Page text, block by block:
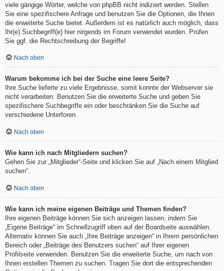
viele gängige Wörter, welche von phpBB nicht indiziert werden. Stellen
Sie eine spezifischere Anfrage und benutzen Sie die Optionen, die Ihnen
die erweiterte Suche bietet. Außerdem ist es natürlich auch möglich, dass
Ihr(e) Suchbegriff(e) hier nirgends im Forum verwendet wurden. Prüfen
Sie ggf. die Rechtschreibung der Begriffe!
Nach oben
Warum bekomme ich bei der Suche eine leere Seite?
Ihre Suche lieferte zu viele Ergebnisse, somit konnte der Webserver sie
nicht verarbeiten. Benutzen Sie die erweiterte Suche und geben Sie
spezifischere Suchbegriffe ein oder beschränken Sie die Suche auf
verschiedene Unterforen.
Nach oben
Wie kann ich nach Mitgliedern suchen?
Gehen Sie zur „Mitglieder“-Seite und klicken Sie auf „Nach einem Mitglied
suchen“.
Nach oben
Wie kann ich meine eigenen Beiträge und Themen finden?
Ihre eigenen Beiträge können Sie sich anzeigen lassen, indem Sie
„Eigene Beiträge“ im Schnellzugriff oben auf der Boardseite auswählen.
Alternativ können Sie auch „Ihre Beiträge anzeigen“ in Ihrem persönlichen
Bereich oder „Beiträge des Benutzers suchen“ auf Ihrer eigenen
Profilseite verwenden. Benutzen Sie die erweiterte Suche, um nach von
Ihnen erstellen Themen zu suchen. Tragen Sie dort die entsprechenden